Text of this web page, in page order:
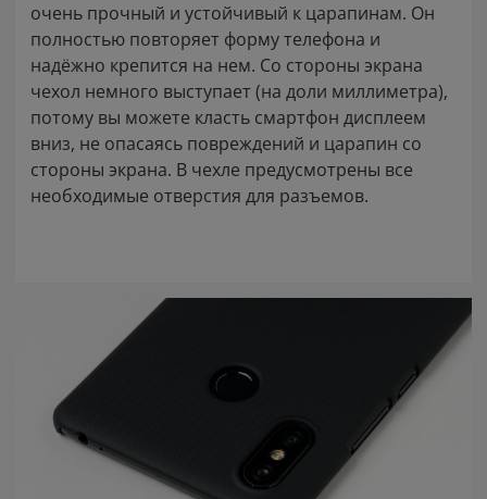
очень прочный и устойчивый к царапинам. Он
полностью повторяет форму телефона и
надёжно крепится на нем. Со стороны экрана
чехол немного выступает (на доли миллиметра),
потому вы можете класть смартфон дисплеем
вниз, не опасаясь повреждений и царапин со
стороны экрана. В чехле предусмотрены все
необходимые отверстия для разъемов.